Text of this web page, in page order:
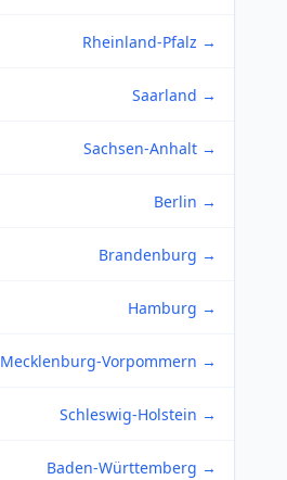
Rheinland-Pfalz →
Saarland →
Sachsen-Anhalt →
Berlin →
Brandenburg →
Hamburg →
Mecklenburg-Vorpommern →
Schleswig-Holstein →
Baden-Württemberg →